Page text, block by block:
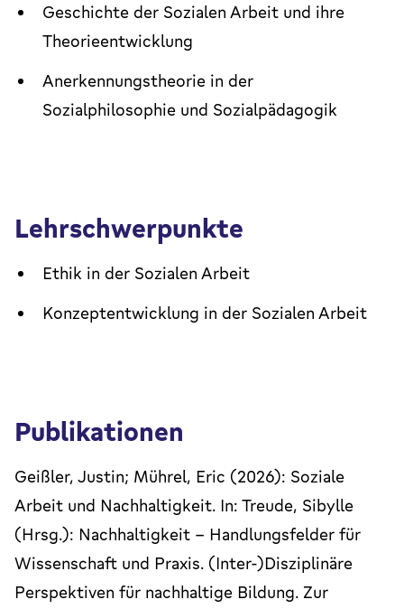
Geschichte der Sozialen Arbeit und ihre
Theorieentwicklung
Anerkennungstheorie in der
Sozialphilosophie und Sozialpädagogik
Lehrschwerpunkte
Ethik in der Sozialen Arbeit
Konzeptentwicklung in der Sozialen Arbeit
Publikationen
Geißler, Justin; Mührel, Eric (2026): Soziale
Arbeit und Nachhaltigkeit. In: Treude, Sibylle
(Hrsg.): Nachhaltigkeit - Handlungsfelder für
Wissenschaft und Praxis. (Inter-)Disziplinäre
Perspektiven für nachhaltige Bildung. Zur